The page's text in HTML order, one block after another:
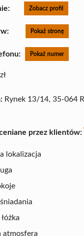
Zobacz profil
Pokaż stronę
Pokaż numer
Rynek 13/14, 35-064
przez klientów:
lokalizacja
atmosfera